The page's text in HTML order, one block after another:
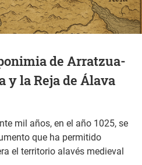
de Arratzua-
y la Reja de Álava
mil años, en el año 1025, se
que ha permitido
el territorio alavés medieval